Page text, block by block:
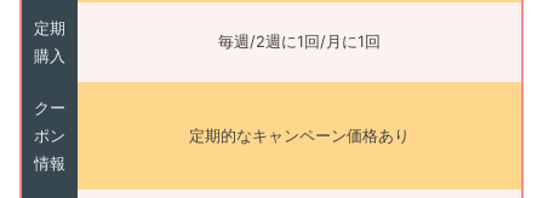
定期
購入
毎週/2週に1回/月に1回
クー
ポン
情報
定期的なキャンペーン価格あり